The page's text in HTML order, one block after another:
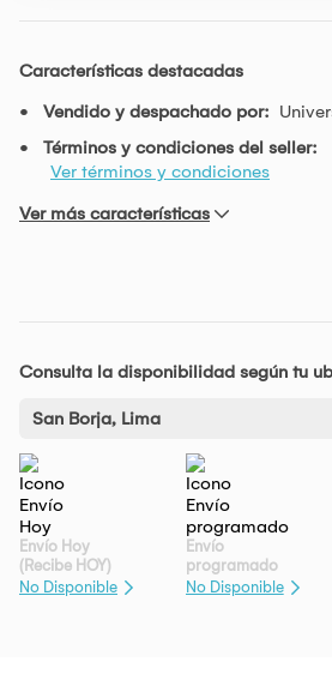
Características destacadas
Vendido y despachado por:
Términos y condiciones del seller:
Ver términos y condiciones
Ver más características
Consulta la disponibilidad según tu
San Borja, Lima
Envío Hoy
(Recibe HOY)
No Disponible
Envío
programado
No Disponible